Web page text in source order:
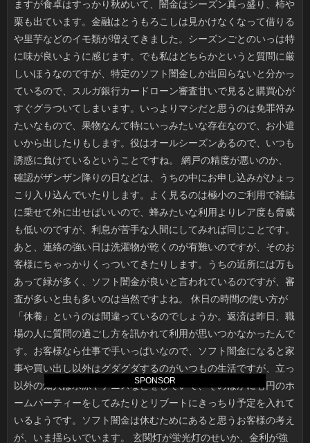
SPONSOR